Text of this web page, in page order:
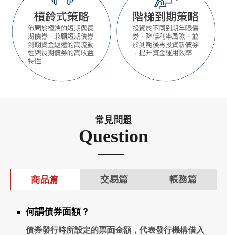
常見問題
Question
商品篇 交易篇 帳務篇
何謂債券面額？
債券發行時所設定的票面金額，代表發行機構借入